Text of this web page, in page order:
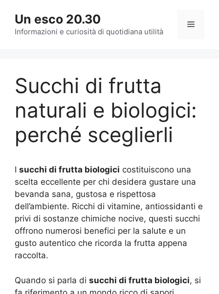
contenuto
Un esco 20.30
Informazioni e curiosità di quotidiana utilità
Menu
Succhi di frutta
naturali e biologici:
perché sceglierli
I succhi di frutta biologici costituiscono una
scelta eccellente per chi desidera gustare una
bevanda sana, gustosa e rispettosa
dell’ambiente. Ricchi di vitamine, antiossidanti e
privi di sostanze chimiche nocive, questi succhi
offrono numerosi benefici per la salute e un
gusto autentico che ricorda la frutta appena
raccolta.
Quando si parla di succhi di frutta biologici, si